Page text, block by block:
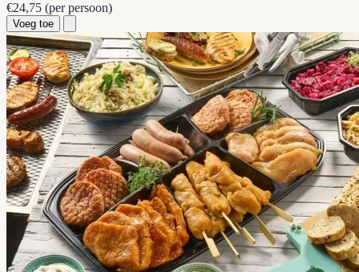
€24,75 (per persoon)
Voeg toe